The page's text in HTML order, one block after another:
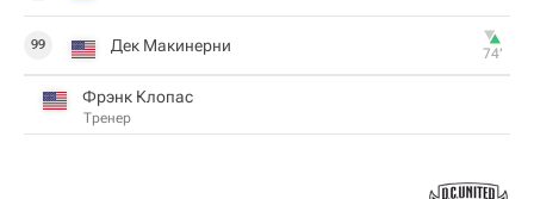
99 Дек Макинерни 74‎’‎
Фрэнк Клопас
Тренер